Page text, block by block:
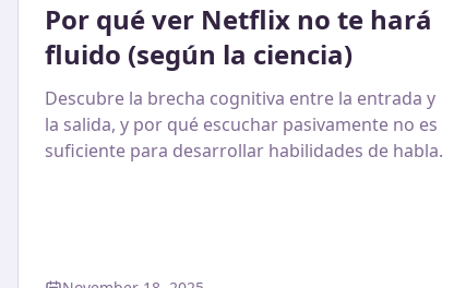
Por qué ver Netflix no te hará
fluido (según la ciencia)
Descubre la brecha cognitiva entre la entrada y
la salida, y por qué escuchar pasivamente no es
suficiente para desarrollar habilidades de habla.